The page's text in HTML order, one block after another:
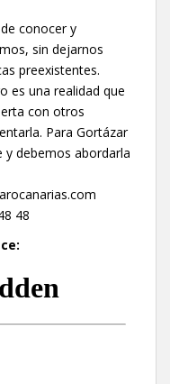
conocer y
sin dejarnos
preexistentes.
es una realidad que
con otros
Para Gortázar
y debemos abordarla
48